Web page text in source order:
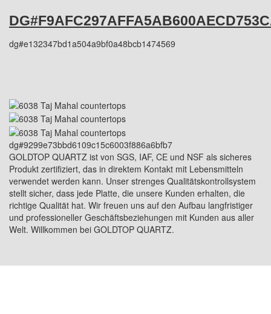
dg#e132347bd1a504a9bf0a48bcb1474569
dg#9299e73bbd6109c15c6003f886a6bfb7
GOLDTOP QUARTZ ist von SGS, IAF, CE und NSF als sicheres
Produkt zertifiziert, das in direktem Kontakt mit Lebensmitteln
verwendet werden kann. Unser strenges Qualitätskontrollsystem
stellt sicher, dass jede Platte, die unsere Kunden erhalten, die
richtige Qualität hat. Wir freuen uns auf den Aufbau langfristiger
und professioneller Geschäftsbeziehungen mit Kunden aus aller
Welt. Willkommen bei GOLDTOP QUARTZ.